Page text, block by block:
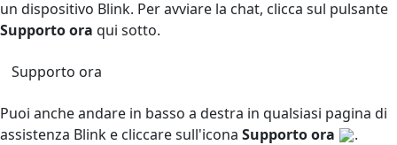
un dispositivo Blink. Per avviare la chat, clicca sul pulsante
Supporto ora qui sotto.
Supporto ora
Puoi anche andare in basso a destra in qualsiasi pagina di
assistenza Blink e cliccare sull'icona Supporto ora .